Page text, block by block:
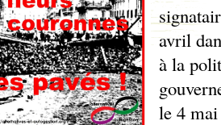
avril
à la
le 4